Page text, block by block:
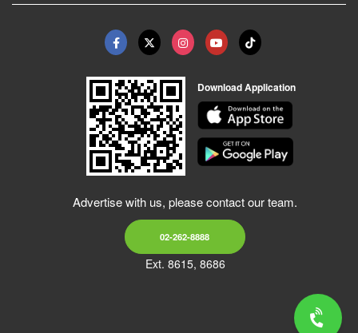
Download Application
Advertise with us, please contact our team.
02-262-8888
Ext. 8615, 8686